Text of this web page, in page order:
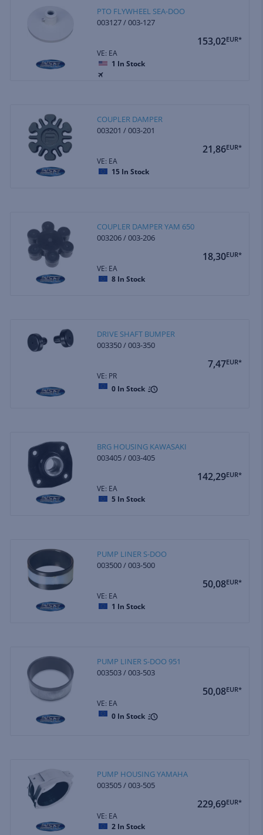
PTO FLYWHEEL SEA-DOO
003127 / 003-127
153,02EUR*
VE: EA
1 In Stock
COUPLER DAMPER
003201 / 003-201
21,86EUR*
VE: EA
15 In Stock
COUPLER DAMPER YAM 650
003206 / 003-206
18,30EUR*
VE: EA
8 In Stock
DRIVE SHAFT BUMPER
003350 / 003-350
7,47EUR*
VE: PR
0 In Stock
BRG HOUSING KAWASAKI
003405 / 003-405
142,29EUR*
VE: EA
5 In Stock
PUMP LINER S-DOO
003500 / 003-500
50,08EUR*
VE: EA
1 In Stock
PUMP LINER S-DOO 951
003503 / 003-503
50,08EUR*
VE: EA
0 In Stock
PUMP HOUSING YAMAHA
003505 / 003-505
229,69EUR*
VE: EA
2 In Stock